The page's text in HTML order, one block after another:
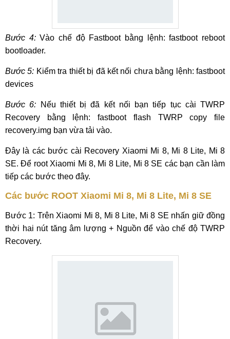
Bước 4:Vào chế độ Fastboot bằng lệnh: fastboot reboot
bootloader.
Bước 5: Kiểm tra thiết bị đã kết nối chưa bằng lệnh: fastboot
devices
Bước 6:
Nếu thiết bị đã kết nối bạn tiếp tục cài TWRP
Recovery bằng lệnh: fastboot flash TWRP copy file
recovery.img bạn vừa tải vào.
Đây là các bước cài Recovery Xiaomi Mi 8, Mi 8 Lite, Mi 8
SE. Để root Xiaomi Mi 8, Mi 8 Lite, Mi 8 SE các bạn cần làm
tiếp các bước theo đây.
Các bước ROOT Xiaomi Mi 8, Mi 8 Lite, Mi 8 SE
Bước 1: Trên Xiaomi Mi 8, Mi 8 Lite, Mi 8 SE nhấn giữ đồng
thời hai nút tăng âm lượng + Nguồn để vào chế độ TWRP
Recovery.